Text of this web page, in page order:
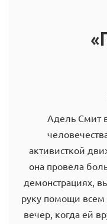
Адель Смит
активисткой
она провела
демонстрациях,
руку помощи
вечер, когда ей